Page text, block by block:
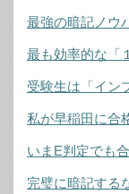
最強の暗記ノウ
最も効率的な「
受験生は「イン
私が早稲田に合
いまE判定でも
完璧に暗記する